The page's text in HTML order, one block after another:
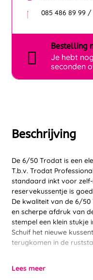
Beschrijving
De 6/50 Trodat is een
T.b.v. Trodat
standaard inkt voor
reservekussentje is
De kwaliteit van de 6/
en scherpe afdruk van
stempel een klein stukje
Schuif het nieuwe
terugkomen in de
Lees meer
085 486 89 99
Bestelling
Je hebt nog
seconden